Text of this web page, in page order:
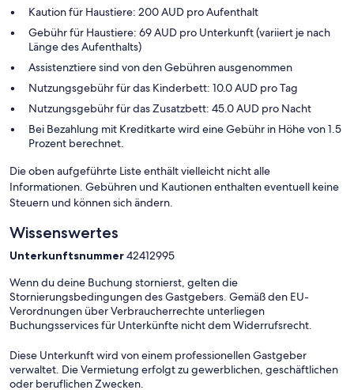
Kaution für Haustiere: 200 AUD pro Aufenthalt
Gebühr für Haustiere: 69 AUD pro Unterkunft (variiert je nach
Länge des Aufenthalts)
Assistenztiere sind von den Gebühren ausgenommen
Nutzungsgebühr für das Kinderbett: 10.0 AUD pro Tag
Nutzungsgebühr für das Zusatzbett: 45.0 AUD pro Nacht
Bei Bezahlung mit Kreditkarte wird eine Gebühr in Höhe von 1.5
Prozent berechnet.
Die oben aufgeführte Liste enthält vielleicht nicht alle
Informationen. Gebühren und Kautionen enthalten eventuell keine
Steuern und können sich ändern.
Wissenswertes
Unterkunftsnummer42412995
Wenn du deine Buchung stornierst, gelten die
Stornierungsbedingungen des Gastgebers. Gemäß den EU-
Verordnungen über Verbraucherrechte unterliegen
Buchungsservices für Unterkünfte nicht dem Widerrufsrecht.
Diese Unterkunft wird von einem professionellen Gastgeber
verwaltet. Die Vermietung erfolgt zu gewerblichen, geschäftlichen
oder beruflichen Zwecken.